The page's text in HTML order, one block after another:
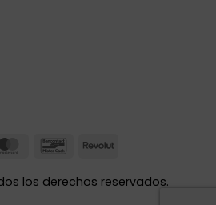
los derechos reservados.